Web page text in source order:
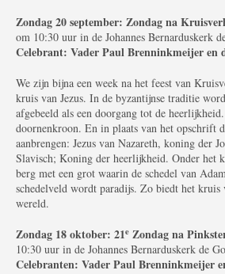
Zondag 20 september: Zondag na
om 10:30 uur in de Johannes Bernarduskerk
Celebrant: Vader Paul Brenninkmeijer en
We zijn bijna een week na het feest van
kruis van Jezus. In de byzantijnse traditie
afgebeeld als een doorgang tot de
doornenkroon. En in plaats van het opschrift
aanbrengen: Jezus van Nazareth, koning der
Slavisch; Koning der heerlijkheid. Onder het
berg met een grot waarin de schedel van
schedelveld wordt paradijs. Zo biedt het kruis
wereld.
Zondag 18 oktober: 21e Zondag na
10:30 uur in de Johannes Bernarduskerk de
Celebranten: Vader Paul Brenninkmeijer